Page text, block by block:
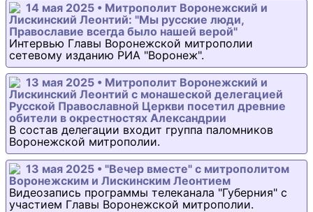
14 мая 2025 • Митрополит Воронежский и
Лискинский Леонтий: "Мы русские люди,
Православие всегда было нашей верой"
Интервью Главы Воронежской митрополии
сетевому изданию РИА "Воронеж".
13 мая 2025 • Митрополит Воронежский и
Лискинский Леонтий с монашеской делегацией
Русской Православной Церкви посетил древние
обители в окрестностях Александрии
В состав делегации входит группа паломников
Воронежской митрополии.
13 мая 2025 • "Вечер вместе" с митрополитом
Воронежским и Лискинским Леонтием
Видеозапись программы телеканала "Губерния" с
участием Главы Воронежской митрополии.